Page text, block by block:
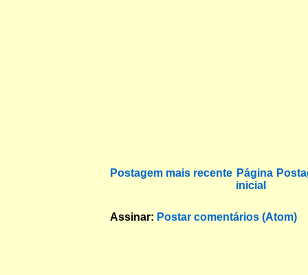
Postagem mais recente Página
inicial
Assinar: Postar comentários (Atom)